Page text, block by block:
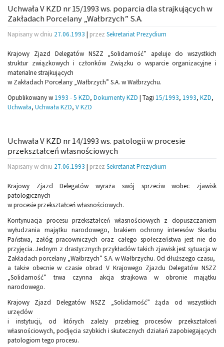
Uchwała V KZD nr 15/1993 ws. poparcia dla strajkujących w
Zakładach Porcelany „Wałbrzych” S.A.
Napisany w dniu 27.06.1993 | przez Sekretariat Prezydium
Krajowy Zjazd Delegatów NSZZ „Solidarność” apeluje do wszystkich
struktur związkowych i członków Związku o wsparcie organizacyjne i
materialne strajkujących
w Zakładach Porcelany „Wałbrzych” S.A. w Wałbrzychu.
Opublikowany w 1993 - 5 KZD, Dokumenty KZD | Tagi 15/1993, 1993, KZD,
Uchwała, Uchwała KZD, V KZD
Uchwała V KZD nr 14/1993 ws. patologii w procesie
przekształceń własnościowych
Napisany w dniu 27.06.1993 | przez Sekretariat Prezydium
Krajowy Zjazd Delegatów wyraża swój sprzeciw wobec zjawisk
patologicznych
w procesie przekształceń własnościowych.
Kontynuacja procesu przekształceń własnościowych z dopuszczaniem
wyłudzania majątku narodowego, brakiem ochrony interesów Skarbu
Państwa, załóg pracowniczych oraz całego społeczeństwa jest nie do
przyjęcia. Jednym z drastycznych przykładów takich zjawisk jest sytuacja w
Zakładach porcelany „Wałbrzych” S.A. w Wałbrzychu. Od dłuższego czasu,
a także obecnie w czasie obrad V Krajowego Zjazdu Delegatów NSZZ
„Solidarność” trwa czynna akcja strajkowa w obronie majątku
narodowego.
Krajowy Zjazd Delegatów NSZZ „Solidarność” żąda od wszystkich
urzędów
i instytucji, od których zależy przebieg procesów przekształceń
własnościowych, podjęcia szybkich i skutecznych działań zapobiegających
patologiom tego procesu.